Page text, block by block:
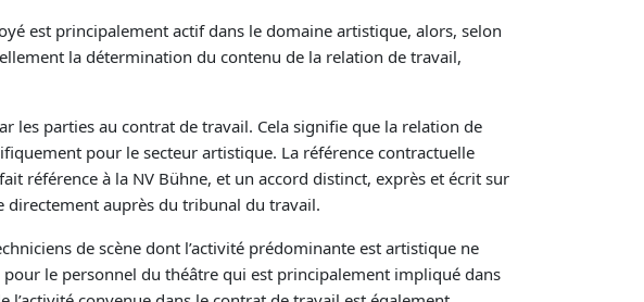
est principalement actif dans le domaine artistique, alors, selon
la détermination du contenu de la relation de travail,
les parties au contrat de travail. Cela signifie que la relation de
pour le secteur artistique. La référence contractuelle
référence à la NV Bühne, et un accord distinct, exprès et écrit sur
directement auprès du tribunal du travail.
de scène dont l’activité prédominante est artistique ne
le personnel du théâtre qui est principalement impliqué dans